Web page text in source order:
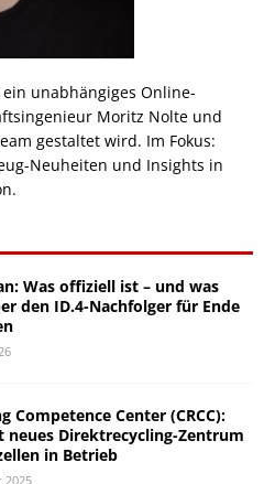
unabhängiges Online-
Moritz Nolte und
gestaltet wird. Im Fokus:
Neuheiten und Insights in
Was offiziell ist – und was
den ID.4-Nachfolger für Ende
Competence Center (CRCC):
neues Direktrecycling-Zentrum
in Betrieb
2025